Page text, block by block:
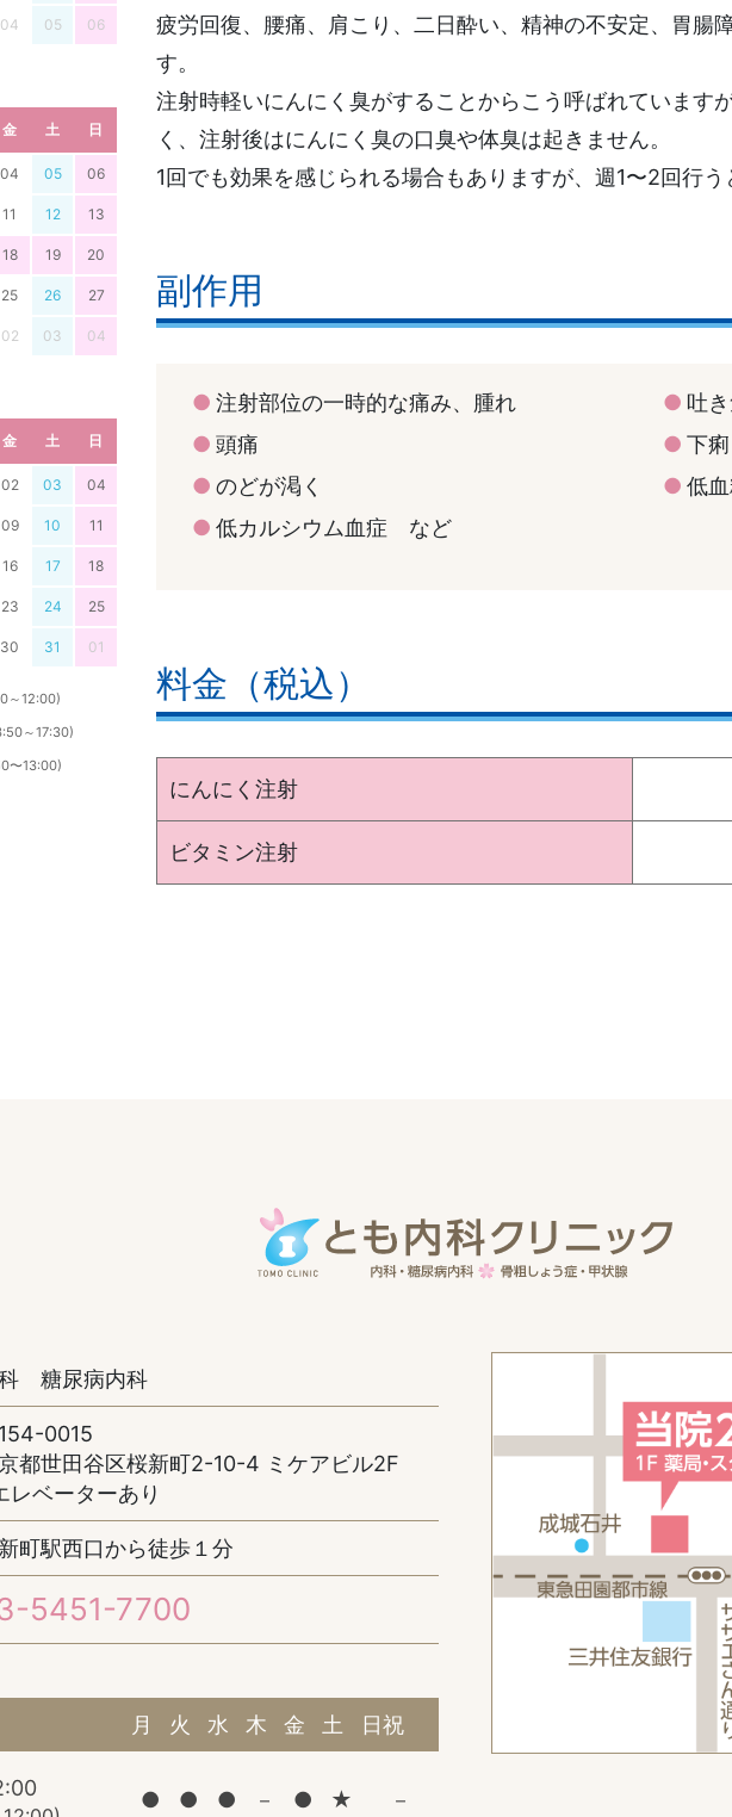
疲労回復、腰痛、肩こり、二日酔い、精神の不安定、胃腸
す。
注射時軽いにんにく臭がすることからこう呼ばれています
く、注射後はにんにく臭の口臭や体臭は起きません。
1回でも効果を感じられる場合もありますが、週1〜2回行
副作用
注射部位の一時的な痛み、腫れ
吐
頭痛
下痢
のどが渇く
低
低カルシウム血症 など
料金（税込）
にんにく注射
ビタミン注射
04 05 06
金 土 日
04 05 06
11 12 13
18 19 20
25 26 27
02 03 04
金 土 日
02 03 04
09 10 11
16 17 18
23 24 25
30 31 01
～12:00)
～17:30)
〜13:00)
糖尿病内科
0015
都世田谷区桜新町2-10-4 ミケアビル2F
レベーターあり
町駅西口から徒歩１分
5451-7700
月 火 水 木 金 土 日祝
● ● ● － ● ★ －